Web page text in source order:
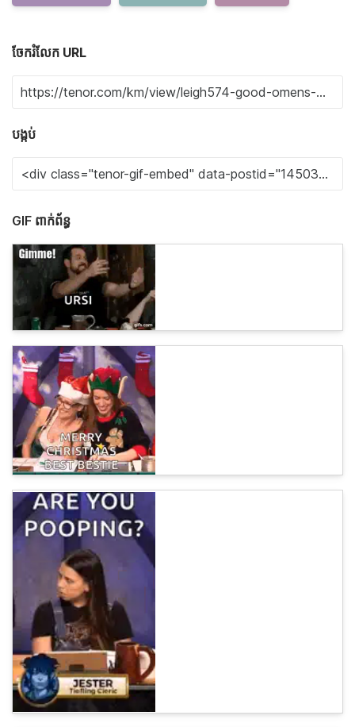
ចែករំលែក URL
បង្កប់
GIF ពាក់ព័ន្ធ